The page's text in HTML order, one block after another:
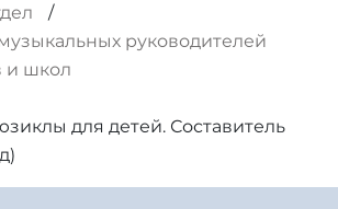
/
руководителей
и школ
для детей. Составитель